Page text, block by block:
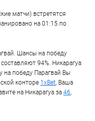
матчи) встретятся
на 01:15 по
Шансы на победу
94%. Никарагуа
на победу Парагвай Вы
конторе 1xBet, Ваша
на Никарагуа за 46,